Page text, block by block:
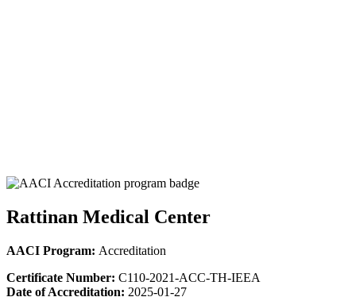
Rattinan Medical Center
AACI Program: Accreditation
Certificate Number: C110-2021-ACC-TH-IEEA
Date of Accreditation: 2025-01-27